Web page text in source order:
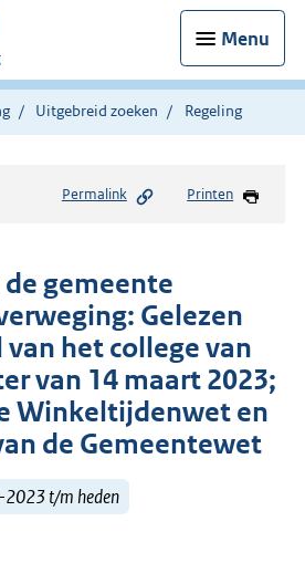
Menu
Uitgebreid zoeken Regeling
Permalink Printen
de gemeente
Gelezen
het college van
van 14 maart 2023;
Winkeltijdenwet en
de Gemeentewet
t/m heden